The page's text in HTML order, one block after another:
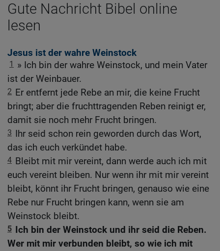
Gute Nachricht Bibel online
lesen
Jesus ist der wahre Weinstock
1
» Ich bin der wahre Weinstock, und mein Vater
ist der Weinbauer.
2 Er entfernt jede Rebe an mir, die keine Frucht
bringt; aber die fruchttragenden Reben reinigt er,
damit sie noch mehr Frucht bringen.
3 Ihr seid schon rein geworden durch das Wort,
das ich euch verkündet habe.
4 Bleibt mit mir vereint, dann werde auch ich mit
euch vereint bleiben. Nur wenn ihr mit mir vereint
bleibt, könnt ihr Frucht bringen, genauso wie eine
Rebe nur Frucht bringen kann, wenn sie am
Weinstock bleibt.
5 Ich bin der Weinstock und ihr seid die Reben.
Wer mit mir verbunden bleibt, so wie ich mit